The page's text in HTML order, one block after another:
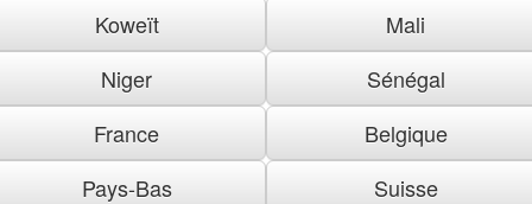
Koweït
Mali
Niger
Sénégal
France
Belgique
Pays-Bas
Suisse